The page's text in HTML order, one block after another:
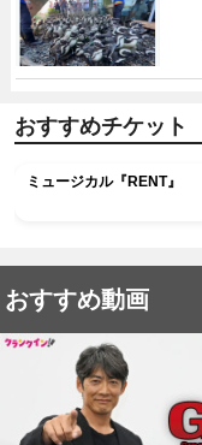
おすすめチケット
ミュージカル『RENT』
おすすめ動画